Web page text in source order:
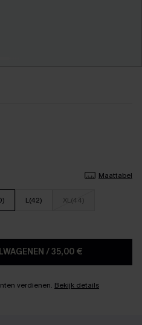
Maattabel
L(42) XL(44)
/35,00 €
verdienen. Bekijk details